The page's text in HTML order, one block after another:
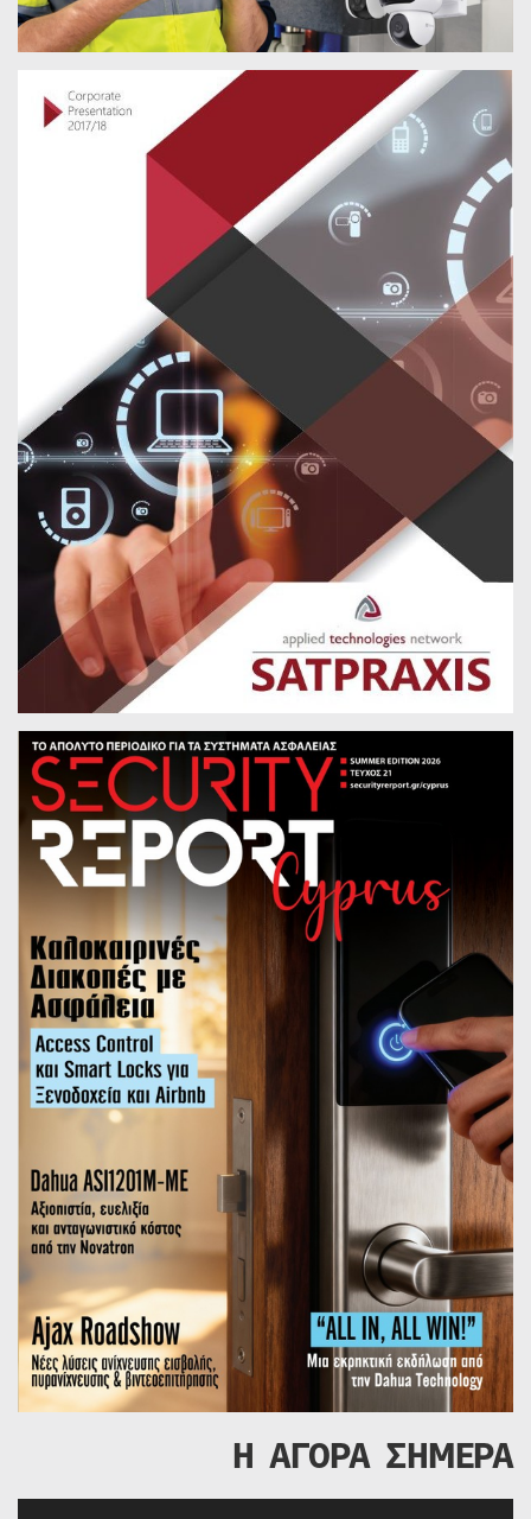
Η ΑΓΟΡΑ ΣΗΜΕΡΑ